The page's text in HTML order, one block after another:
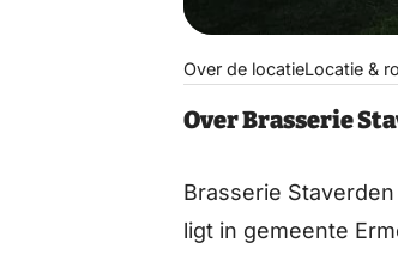
Over de locatieLocatie &
Over Brasserie
Brasserie
ligt in gemeente